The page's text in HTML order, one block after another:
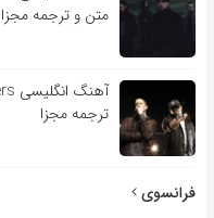
متن و ترجمه مجزا
ترجمه مجزا
فرانسوی